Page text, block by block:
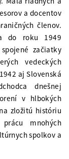
a docentov
členov.
do roku 1949
začiatky
vedeckých
aj Slovenská
dnešnej
v hlbokých
zložitú históriu
mnohých
spolkov a